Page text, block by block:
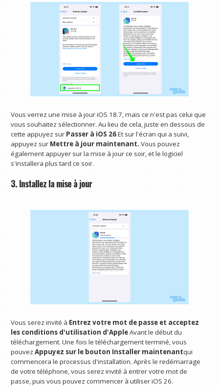
Vous verrez une mise à jour iOS 18.7, mais ce n'est pas celui que
vous souhaitez sélectionner. Au lieu de cela, juste en dessous de
cette appuyez sur Passer à iOS 26Et sur l'écran qui a suivi,
appuyez sur Mettre à jour maintenant.Vous pouvez
également appuyer sur la mise à jour ce soir, et le logiciel
s'installera plus tard ce soir.
3. Installez la mise à jour
Vous serez invité à Entrez votre mot de passe et acceptez
les conditions d'utilisation d'AppleAvant le début du
téléchargement. Une fois le téléchargement terminé, vous
pouvezAppuyez sur le bouton Installer maintenantqui
commencera le processus d'installation. Après le redémarrage
de votre téléphone, vous serez invité à entrer votre mot de
passe, puis vous pouvez commencer à utiliser iOS 26.